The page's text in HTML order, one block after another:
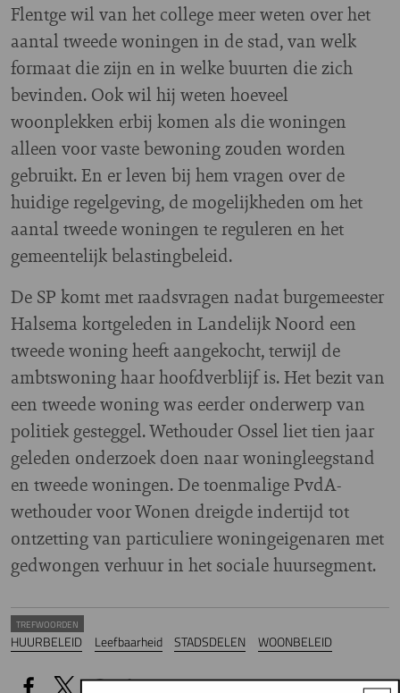
Flentge wil van het college meer weten over het
aantal tweede woningen in de stad, van welk
formaat die zijn en in welke buurten die zich
bevinden. Ook wil hij weten hoeveel
woonplekken erbij komen als die woningen
alleen voor vaste bewoning zouden worden
gebruikt. En er leven bij hem vragen over de
huidige regelgeving, de mogelijkheden om het
aantal tweede woningen te reguleren en het
gemeentelijk belastingbeleid.
De SP komt met raadsvragen nadat burgemeester
Halsema kortgeleden in Landelijk Noord een
tweede woning heeft aangekocht, terwijl de
ambtswoning haar hoofdverblijf is. Het bezit van
een tweede woning was eerder onderwerp van
politiek gesteggel. Wethouder Ossel liet tien jaar
geleden onderzoek doen naar woningleegstand
en tweede woningen. De toenmalige PvdA-
wethouder voor Wonen dreigde indertijd tot
ontzetting van particuliere woningeigenaren met
gedwongen verhuur in het sociale huursegment.
TREFWOORDEN
HUURBELEID Leefbaarheid STADSDELEN WOONBELEID